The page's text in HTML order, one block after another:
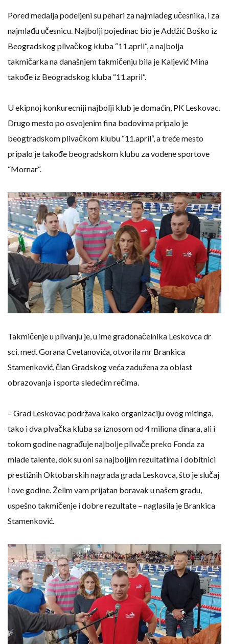
Pored medalja podeljeni su pehari za najmlađeg učesnika, i za
najmlađu učesnicu. Najbolji pojedinac bio je Addžić Boško iz
Beogradskog plivačkog kluba “11.april“, a najbolja
takmičarka na današnjem takmičenju bila je Kaljević Mina
takođe iz Beogradskog kluba “11.april“.
U ekipnoj konkurecniji najbolji klub je domaćin, PK Leskovac.
Drugo mesto po osvojenim fina bodovima pripalo je
beogtradskom plivačkom klubu “11.april“, a treće mesto
pripalo je takođe beogradskom klubu za vodene sportove
“Mornar“.
Takmičenje u plivanju je, u ime gradonačelnika Leskovca dr
sci. med. Gorana Cvetanovića, otvorila mr Brankica
Stamenković, član Gradskog veća zadužena za oblast
obrazovanja i sporta sledećim rečima.
– Grad Leskovac podržava kako organizaciju ovog mitinga,
tako i dva plvačka kluba sa iznosom od 4 miliona dinara, ali i
tokom godine nagrađuje najbolje plivače preko Fonda za
mlade talente, dok su oni sa najboljim rezultatima i dobitnici
prestižnih Oktobarskih nagrada grada Leskovca, što je slučaj
i ove godine. Želim vam prijatan boravak u našem gradu,
uspešno takmičenje i dobre rezultate – naglasila je Brankica
Stamenković.